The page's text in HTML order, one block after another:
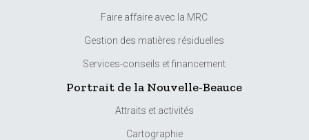
Faire affaire avec la MRC
Gestion des matières résiduelles
Services-conseils et financement
Portrait de la Nouvelle-Beauce
Attraits et activités
Cartographie